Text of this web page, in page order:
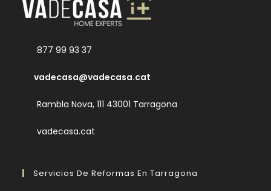
877 99 93 37
vadecasa@vadecasa.cat
Rambla Nova, 111 43001 Tarragona
vadecasa.cat
Servicios De Reformas En Tarragona